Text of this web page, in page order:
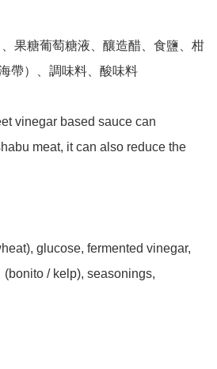
果糖葡萄糖液、釀造醋、食鹽、柑
帶）、調味料、酸味料
vinegar based sauce can
meat, it can also reduce the
glucose, fermented vinegar,
/ kelp), seasonings,